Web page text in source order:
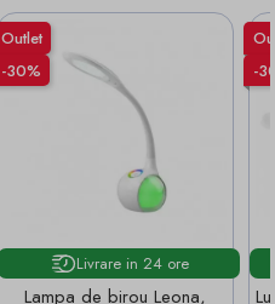
Outlet
-30%
Livrare in 24 ore
Lampa de birou Leona,
-